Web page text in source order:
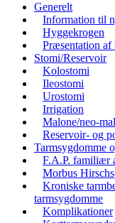
Generelt
Information til
Hyggekrogen
Præsentation af
Stomi/Reservoir
Kolostomi
Ileostomi
Urostomi
Irrigation
Malone/neo-
Reservoir- og
Tarmsygdomme
F.A.P. familiær
Morbus
Kroniske
tarmsygdomme
Komplikationer